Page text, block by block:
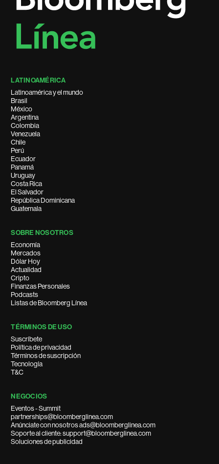
LATINOAMÉRICA
Latinoamérica y el mundo
Brasil
México
Argentina
Colombia
Venezuela
Chile
Perú
Ecuador
Panamá
Uruguay
Costa Rica
El Salvador
República Dominicana
Guatemala
SOBRE NOSOTROS
Economía
Mercados
Dólar Hoy
Actualidad
Cripto
Finanzas Personales
Podcasts
Listas de Bloomberg Línea
TÉRMINOS DE USO
Suscríbete
Política de privacidad
Términos de suscripción
Tecnología
T&C
NEGOCIOS
Eventos - Summit
partnerships@bloomberglinea.com
Anúnciate con nosotros ads@bloomberglinea.com
Soporte al cliente: support@bloomberglinea.com
Soluciones de publicidad